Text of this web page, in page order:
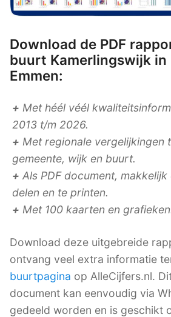
Download de PDF
buurt Kamerlingswijk in
Emmen:
+ Met héél véél
2013 t/m 2026.
+ Met regionale vergelijkingen
gemeente, wijk en buurt.
+ Als PDF document,
delen en te printen.
+ Met 100 kaarten en
Download deze uitgebreide
ontvang veel extra informatie
buurtpagina op AlleCijfers.nl.
document kan eenvoudig via
gedeeld worden en is geschikt